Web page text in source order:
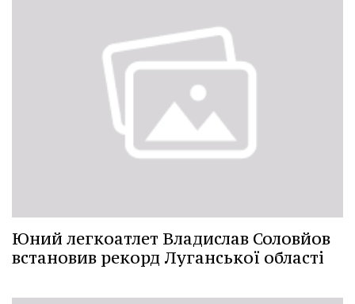
Юний легкоатлет Владислав Соловйов
встановив рекорд Луганської області